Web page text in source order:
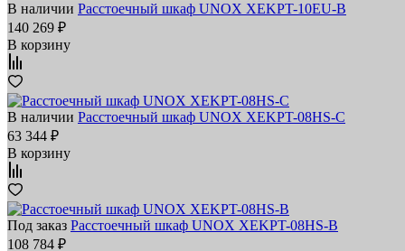
В наличии Расстоечный шкаф UNOX XEKPT-10EU-B
140 269 ₽
В корзину
В наличии Расстоечный шкаф UNOX XEKPT-08HS-C
63 344 ₽
В корзину
Под заказ Расстоечный шкаф UNOX XEKPT-08HS-B
108 784 ₽